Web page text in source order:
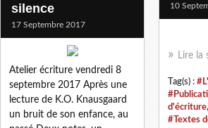
silence
17 Septembre 2017
Atelier écriture vendredi 8
septembre 2017 Après une
lecture de K.O. Knausgaard
un bruit de son enfance, au
10
Lire la
Tag(s) :
d'écriture,
#Textes